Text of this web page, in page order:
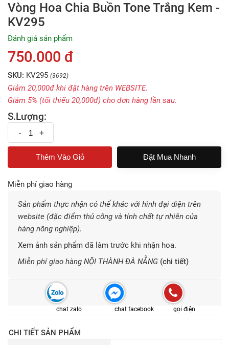
Vòng Hoa Chia Buồn Tone Trắng Kem -
KV295
Đánh giá sản phẩm
750.000 đ
SKU: KV295 (3692)
Giảm 20,000đ khi đặt hàng trên WEBSITE.
Giảm 5% (tối thiếu 20,000đ) cho đơn hàng lần sau.
S.Lượng:
- +
Đặt Mua Nhanh
Miễn phí giao hàng
Sản phẩm thực nhận có thể khác với hình đại diện trên
website (đặc điểm thủ công và tính chất tự nhiên của
hàng nông nghiệp).
Xem ảnh sản phẩm đã làm trước khi nhận hoa.
Miễn phí giao hàng NỘI THÀNH ĐÀ NẴNG (chi tiết)
chat zalo chat facebook gọi điện
CHI TIẾT SẢN PHẨM